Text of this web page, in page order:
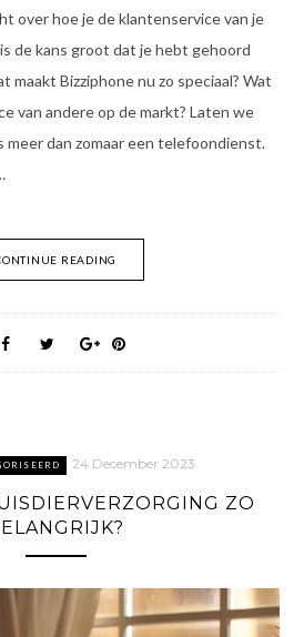
over hoe je de klantenservice van je
de kans groot dat je hebt gehoord
maakt Bizziphone nu zo speciaal? Wat
van andere op de markt? Laten we
meer dan zomaar een telefoondienst.
READING
24 December 2023
ZO